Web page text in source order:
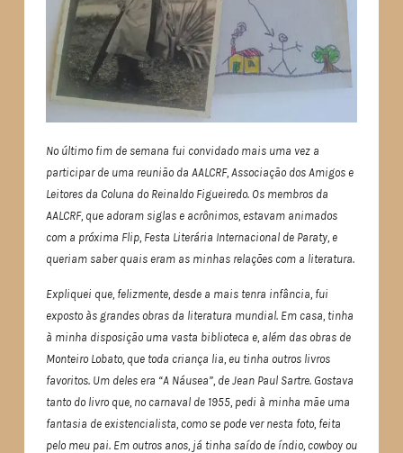
No último fim de semana fui convidado mais uma vez a
participar de uma reunião da AALCRF, Associação dos Amigos e
Leitores da Coluna do Reinaldo Figueiredo. Os membros da
AALCRF, que adoram siglas e acrônimos, estavam animados
com a próxima Flip, Festa Literária Internacional de Paraty, e
queriam saber quais eram as minhas relações com a literatura.
Expliquei que, felizmente, desde a mais tenra infância, fui
exposto às grandes obras da literatura mundial. Em casa, tinha
à minha disposição uma vasta biblioteca e, além das obras de
Monteiro Lobato, que toda criança lia, eu tinha outros livros
favoritos. Um deles era “A Náusea”, de Jean Paul Sartre. Gostava
tanto do livro que, no carnaval de 1955, pedi à minha mãe uma
fantasia de existencialista, como se pode ver nesta foto, feita
pelo meu pai. Em outros anos, já tinha saído de índio, cowboy ou